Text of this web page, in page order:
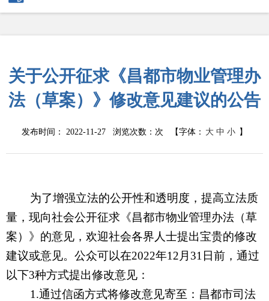
关于公开征求《昌都市物业管理办
法（草案）》修改意见建议的公告
发布时间： 2022-11-27 浏览次数： 次 【字体： 大 中 小 】
为了增强立法的公开性和透明度，提高立法质
量，现向社会公开征求 《昌都市物业管理办法（草
案） 》的意见， 欢迎社会各界人士提出宝贵的修改
建议或意见。公众可以在2022年12月31日前，通过
以下3种方式提出修改意见：
1.通过信函方式将修改意见寄至：昌都市司法